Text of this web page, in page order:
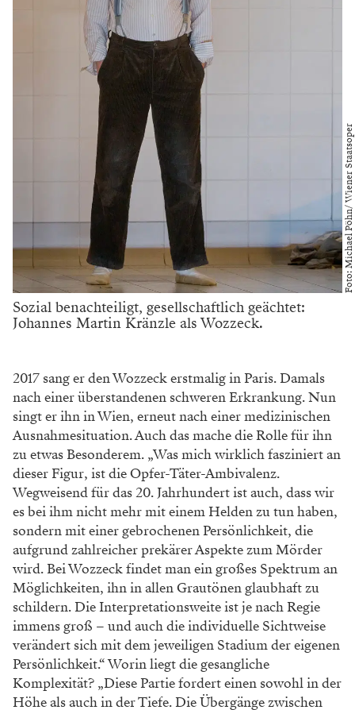
Foto: Michael Pöhn/ Wiener Staatsoper
Sozial benachteiligt, gesellschaftlich geächtet:
Johannes Martin Kränzle als Wozzeck.
2017 sang er den Wozzeck erstmalig in Paris.Damals
nach einer überstandenen schwerenErkrankung. Nun
singt er ihn in Wien, erneutnach einer medizinischen
Ausnahmesituation.Auch das mache die Rolle für ihn
zu etwasBesonderem. „Was mich wirklich fasziniert an
dieser Figur, ist die Opfer-Täter-Ambivalenz.
Wegweisend für das 20. Jahrhundert ist auch, dass wir
es bei ihm nicht mehr mit einem Heldenzu tun haben,
sondern mit einer gebrochenenPersönlichkeit, die
aufgrund zahlreicher prekärerAspekte zum Mörder
wird. Bei Wozzeck findetman ein großes Spektrum an
Möglichkeiten, ihnin allen Grautönen glaubhaft zu
schildern. Die Interpretationsweite ist je nach Regie
immensgroß – und auch die individuelle Sichtweise
verändert sich mit dem jeweiligen Stadium dereigenen
Persönlichkeit.“ Worin liegt die gesangliche
Komplexität? „Diese Partie fordert einen sowohl in der
Höhe als auch in der Tiefe. DieÜbergänge zwischen